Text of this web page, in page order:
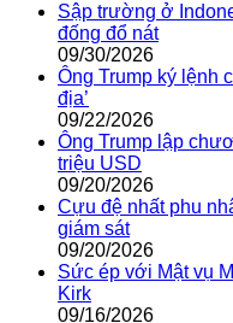
Sập trường ở
đống đổ nát
09/30/2026
Ông Trump ký lệnh
địa’
09/22/2026
Ông Trump lập
triệu USD
09/20/2026
Cựu đệ nhất phu
giám sát
09/20/2026
Sức ép với Mật vụ
Kirk
09/16/2026